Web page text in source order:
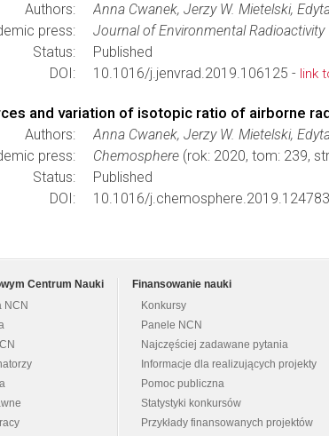
Authors:
Anna Cwanek, Jerzy W. Mietelski,
press:
Journal of Environmental Radioactivity
Status:
Published
DOI:
10.1016/j.jenvrad.2019.106125 - link
and variation of isotopic ratio of airborne
Authors:
Anna Cwanek, Jerzy W. Mietelski,
press:
Chemosphere (rok: 2020, tom: 239,
Status:
Published
DOI:
10.1016/
Centrum Nauki
NCN
Finansowanie nauki
Konkursy
Panele NCN
Najczęściej zadawane pytania
Informacje dla realizujących projekty
Pomoc publiczna
Statystyki konkursów
Przykłady finansowanych projektów